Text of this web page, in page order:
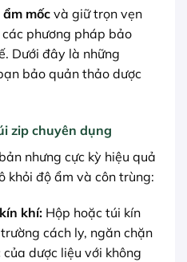
mốc và giữ trọn vẹn
phương pháp bảo
Dưới đây là những
bảo quản thảo dược
zip chuyên dụng
nhưng cực kỳ hiệu quả
khỏi độ ẩm và côn trùng:
khí:Hộp hoặc túi kín
cách ly, ngăn chặn
dược liệu với không